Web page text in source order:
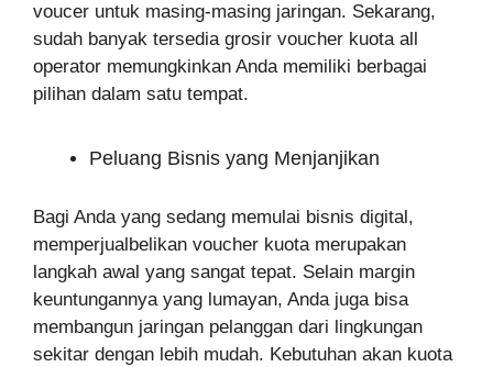
voucer untuk masing-masing jaringan. Sekarang,
sudah banyak tersedia grosir voucher kuota all
operator memungkinkan Anda memiliki berbagai
pilihan dalam satu tempat.
Peluang Bisnis yang Menjanjikan
Bagi Anda yang sedang memulai bisnis digital,
memperjualbelikan voucher kuota merupakan
langkah awal yang sangat tepat. Selain margin
keuntungannya yang lumayan, Anda juga bisa
membangun jaringan pelanggan dari lingkungan
sekitar dengan lebih mudah. Kebutuhan akan kuota